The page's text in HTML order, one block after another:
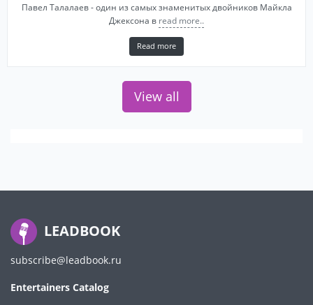
Павел Талалаев - один из самых знаменитых двойников Майкла
Джексона в read more..
Read more
View all
LEADBOOK
subscribe@leadbook.ru
Entertainers Catalog